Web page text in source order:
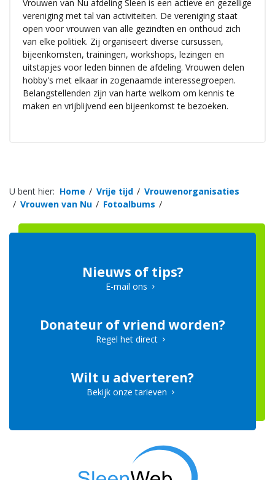
Vrouwen van Nu afdeling Sleen is een actieve en gezellige
vereniging met tal van activiteiten. De vereniging staat
open voor vrouwen van alle gezindten en onthoud zich
van elke politiek. Zij organiseert diverse cursussen,
bijeenkomsten, trainingen, workshops, lezingen en
uitstapjes voor leden binnen de afdeling. Vrouwen delen
hobby's met elkaar in zogenaamde interessegroepen.
Belangstellenden zijn van harte welkom om kennis te
maken en vrijblijvend een bijeenkomst te bezoeken.
U bent hier: Home Vrije tijd
Vrouwenorganisaties
Vrouwen van Nu
Fotoalbums
Nieuws of tips?
E-mail ons
Donateur of vriend worden?
Regel het direct
Wilt u adverteren?
Bekijk onze tarieven